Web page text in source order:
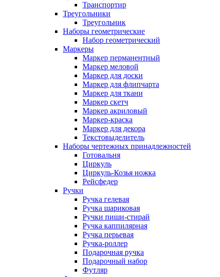
Транспортир
Треугольники
Треугольник
Наборы геометрические
Набор геометрический
Маркеры
Маркер перманентный
Маркер меловой
Маркер для доски
Маркер для флипчарта
Маркер для ткани
Маркер скетч
Маркер акриловый
Маркер-краска
Маркер для декора
Текстовыделитель
Наборы чертежных принадлежностей
Готовальня
Циркуль
Циркуль-Козья ножка
Рейсфедер
Ручки
Ручка гелевая
Ручка шариковая
Ручки пиши-стирай
Ручка каппилярная
Ручка перьевая
Ручка-роллер
Подарочная ручка
Подарочный набор
Футляр